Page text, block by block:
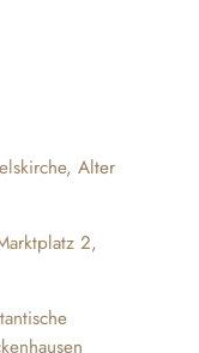
Alter
2,